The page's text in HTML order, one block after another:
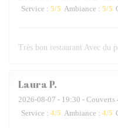
Service : 5/5 Ambiance : 5/5
Très bon restaurant Avec du
LauraP
2026-08-07 - 19:30 - Couverts
Service : 4/5 Ambiance : 4/5